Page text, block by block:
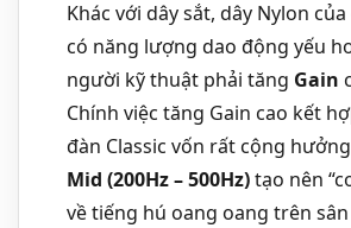
Khác với dây sắt, dây Nylon của
có năng lượng dao động yếu
người kỹ thuật phải tăng Gain
Chính việc tăng Gain cao kết
đàn Classic vốn rất cộng
Mid (200Hz – 500Hz)tạo nên
về tiếng hú oang oang trên